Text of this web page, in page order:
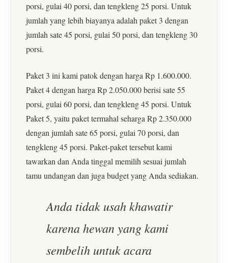
porsi, gulai 40 porsi, dan tengkleng 25 porsi. Untuk
jumlah yang lebih biayanya adalah paket 3 dengan
jumlah sate 45 porsi, gulai 50 porsi, dan tengkleng 30
porsi.
Paket 3 ini kami patok dengan harga Rp 1.600.000.
Paket 4 dengan harga Rp 2.050.000 berisi sate 55
porsi, gulai 60 porsi, dan tengkleng 45 porsi. Untuk
Paket 5, yaitu paket termahal seharga Rp 2.350.000
dengan jumlah sate 65 porsi, gulai 70 porsi, dan
tengkleng 45 porsi. Paket-paket tersebut kami
tawarkan dan Anda tinggal memilih sesuai jumlah
tamu undangan dan juga budget yang Anda sediakan.
Anda tidak usah khawatir
karena hewan yang kami
sembelih untuk acara